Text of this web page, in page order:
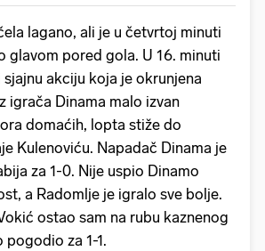
lagano, ali je u četvrtoj minuti
glavom pored gola. U 16. minuti
akciju koja je okrunjena
igrača Dinama malo izvan
domaćih, lopta stiže do
Kulenoviću. Napadač Dinama je
za 1-0. Nije uspio Dinamo
a Radomlje je igralo sve bolje.
ostao sam na rubu kaznenog
za 1-1.